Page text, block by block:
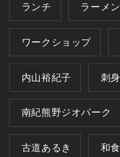
ランチ ラーメン
ワークショップ
内山裕紀子 刺身
南紀熊野ジオパーク
古道あるき 和食